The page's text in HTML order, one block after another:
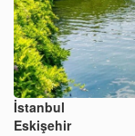
İstanbul
Eskişehir